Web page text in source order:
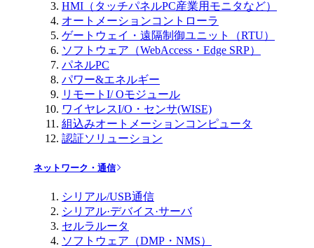
HMI（タッチパネルPC産業用モニタなど）
オートメーションコントローラ
ゲートウェイ・遠隔制御ユニット（RTU）
ソフトウェア（WebAccess・Edge SRP）
パネルPC
パワー&エネルギー
リモートI/ Oモジュール
ワイヤレスI/O・センサ(WISE)
組込みオートメーションコンピュータ
認証ソリューション
ネットワーク・通信
シリアル/USB通信
シリアル·デバイス·サーバ
セルラルータ
ソフトウェア（DMP・NMS）